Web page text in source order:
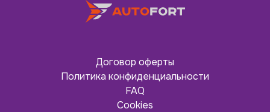
Договор оферты
Политика конфиденциальности
FAQ
Cookies